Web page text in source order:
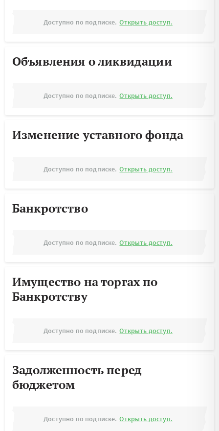
Доступно по подписке. Открыть доступ.
Объявления о ликвидации
Доступно по подписке. Открыть доступ.
Изменение уставного фонда
Доступно по подписке. Открыть доступ.
Банкротство
Доступно по подписке. Открыть доступ.
Имущество на торгах по
Банкротству
Доступно по подписке. Открыть доступ.
Задолженность перед
бюджетом
Доступно по подписке. Открыть доступ.